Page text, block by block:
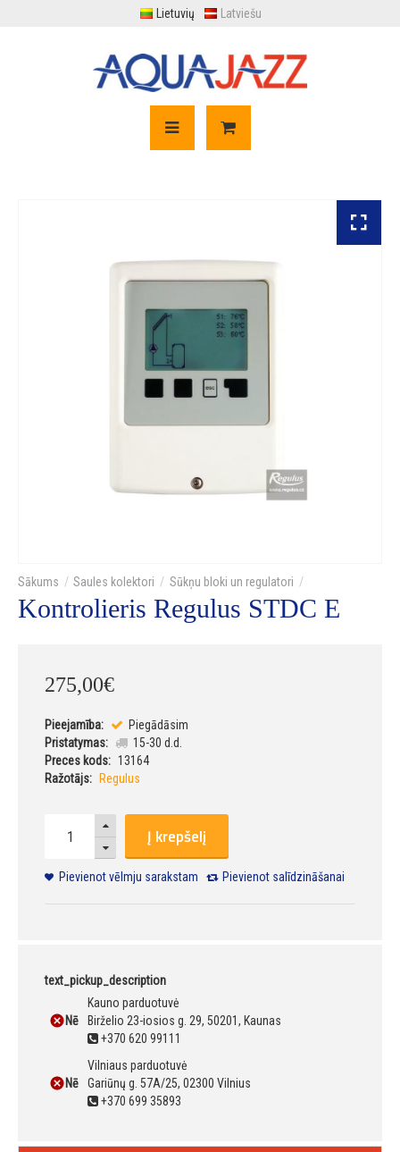
Lietuvių Latviešu
Saules kolektori Sūkņu bloki un regulatori
Kontrolieris Regulus STDC E
275,00€
Pieejamība:
Piegādāsim
Pristatymas:
15-30 d.d.
Preces kods: 13164
Ražotājs:
Regulus
Į krepšelį
Pievienot vēlmju sarakstam Pievienot salīdzināšanai
text_pickup_description
Nē
Kauno parduotuvė
Birželio 23-iosios g. 29, 50201, Kaunas
+370 620 99111
Nē
Vilniaus parduotuvė
Gariūnų g. 57A/25, 02300 Vilnius
+370 699 35893